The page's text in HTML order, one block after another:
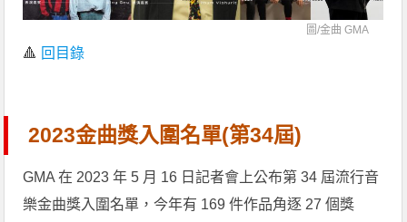
圖/金曲 GMA
🔺 回目錄
2023金曲獎入圍名單(第34屆)
GMA 在 2023 年 5 月 16 日記者會上公布第 34 屆流行音
樂金曲獎入圍名單，今年有 169 件作品角逐 27 個獎